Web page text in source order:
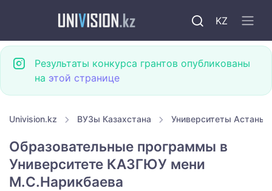
KZ
Результаты конкурса грантов опубликованы
на этой странице
Univision.kz ВУЗы Казахстана Университеты Астаны
Образовательные программы в
Университете КАЗГЮУ мени
М.С.Нарикбаева